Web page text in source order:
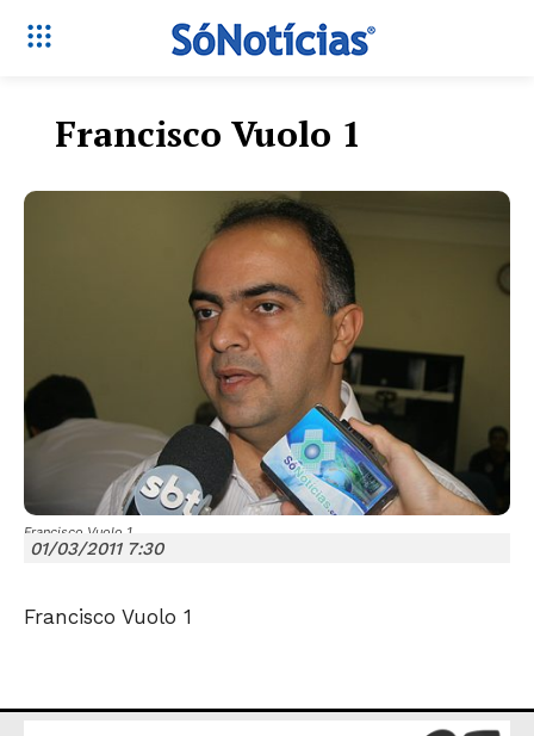
Só Notícias
Francisco Vuolo 1
Francisco Vuolo 1
01/03/2011 7:30
Francisco Vuolo 1